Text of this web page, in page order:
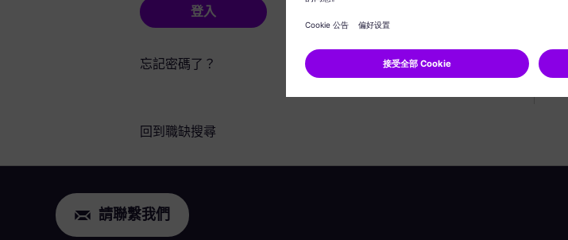
登入
忘記密碼了？
回到職缺搜尋
請聯繫我們